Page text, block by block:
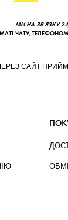
МИ НА ЗВ'ЯЗКУ
ЧАТУ,
САЙТ